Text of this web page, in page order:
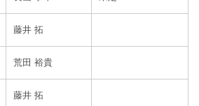
藤井 拓
荒田 裕貴
藤井 拓